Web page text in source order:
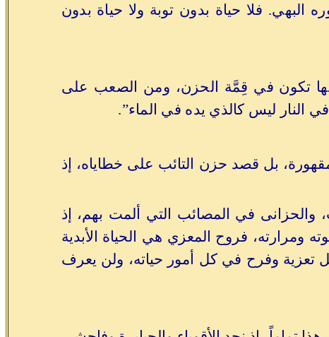
فلا حياة بدون توبة ولا حياة بدون
تكون في قِمَّة الحزن، ومن الصعب على
في النار ليس كالذي يده في الماء”.
بل قصد حزن التائب على خطاياه، إذ
والحزانى في المصائب التي ألمت بهم، إذ
ومرارته، فروح المعزي هي الحياة الأبدية
وفرح في كل أمور حياته، ولن يعرف